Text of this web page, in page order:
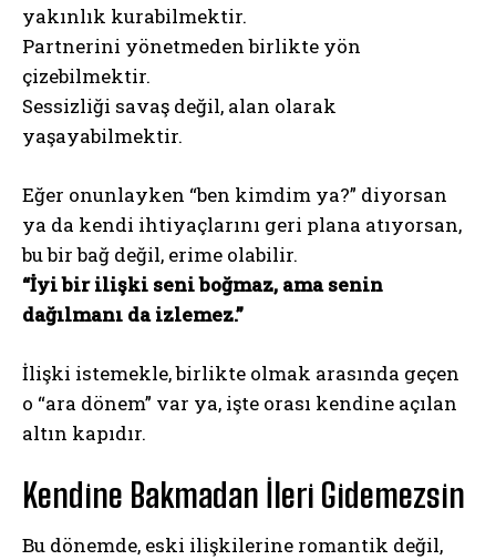
yakınlık kurabilmektir.
Partnerini yönetmeden birlikte yön
çizebilmektir.
Sessizliği savaş değil, alan olarak
yaşayabilmektir.
Eğer onunlayken “ben kimdim ya?” diyorsan
ya da kendi ihtiyaçlarını geri plana atıyorsan,
bu bir bağ değil, erime olabilir.
“İyi bir ilişki seni boğmaz, ama senin
dağılmanı da izlemez.”
İlişki istemekle, birlikte olmak arasında geçen
o “ara dönem” var ya, işte orası kendine açılan
altın kapıdır.
Kendine Bakmadan İleri Gidemezsin
Bu dönemde, eski ilişkilerine romantik değil,